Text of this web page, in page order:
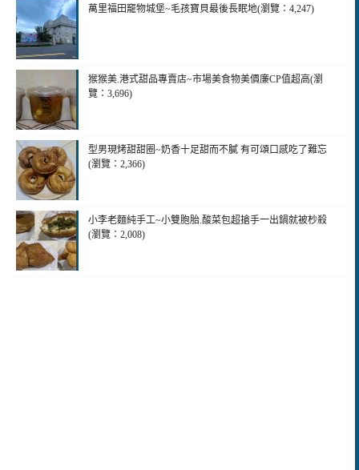
萬里福田竉物城堡~毛孩寶貝最後長眠地(瀏覽：4,247)
猴猴美.港式甜品專賣店~市場美食物美價廉CP值超高(瀏
覽：3,696)
型男現烤甜甜圈~奶香十足甜而不膩 有可頌口感吃了難忘
(瀏覽：2,366)
小李老麵純手工~小雙胞胎.酸菜包超搶手一出鍋就被杪殺
(瀏覽：2,008)